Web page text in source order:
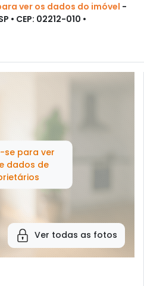
ver os dados do imóvel -
• CEP: 02212-010 •
se para ver
dados de
Ver todas as fotos